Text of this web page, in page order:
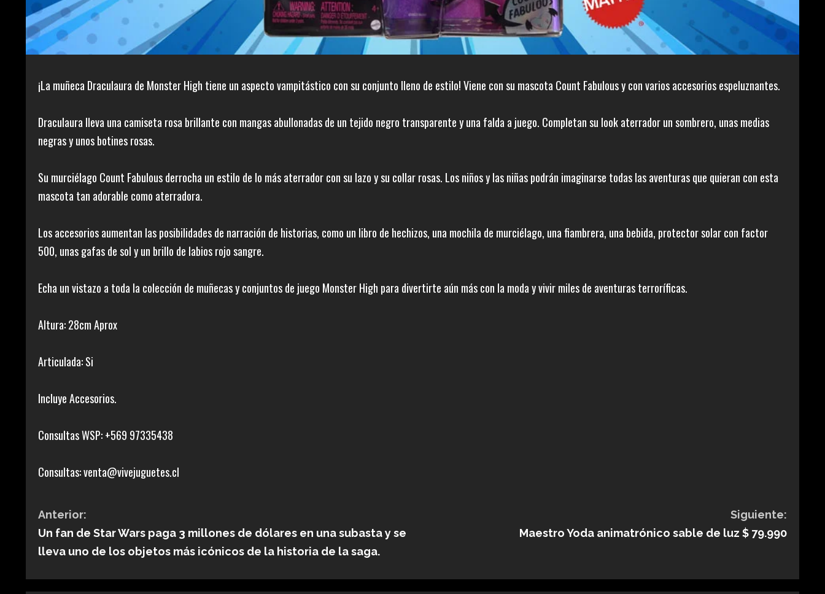
¡La muñeca Draculaura de Monster High tiene un aspecto vampitástico con su conjunto lleno de estilo! Viene con su mascota Count Fabulous y con varios accesorios espeluznantes.
Draculaura lleva una camiseta rosa brillante con mangas abullonadas de un tejido negro transparente y una falda a juego. Completan su look aterrador un sombrero, unas medias
negras y unos botines rosas.
Su murciélago Count Fabulous derrocha un estilo de lo más aterrador con su lazo y su collar rosas. Los niños y las niñas podrán imaginarse todas las aventuras que quieran con esta
mascota tan adorable como aterradora.
Los accesorios aumentan las posibilidades de narración de historias, como un libro de hechizos, una mochila de murciélago, una fiambrera, una bebida, protector solar con factor
500, unas gafas de sol y un brillo de labios rojo sangre.
Echa un vistazo a toda la colección de muñecas y conjuntos de juego Monster High para divertirte aún más con la moda y vivir miles de aventuras terroríficas.
Altura: 28cm Aprox
Articulada: Si
Incluye Accesorios.
Consultas WSP: +569 97335438
Consultas: venta@vivejuguetes.cl
S
i
Anterior:
Un fan de Star Wars paga 3 millones de dólares en una subasta y se
lleva uno de los objetos más icónicos de la historia de la saga.
Siguiente:
Maestro Yoda animatrónico sable de luz $ 79.990